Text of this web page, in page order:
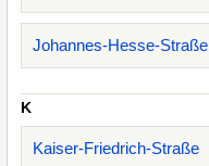
Johannes-Hesse-Straße
K
Kaiser-Friedrich-Straße